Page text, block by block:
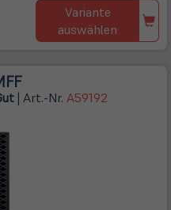
Variante
auswählen
| Art.-Nr. A59192